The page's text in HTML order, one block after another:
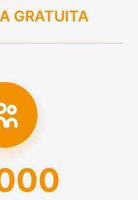
GRATUITA